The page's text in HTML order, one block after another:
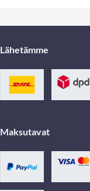
Lähetämme
Maksutavat